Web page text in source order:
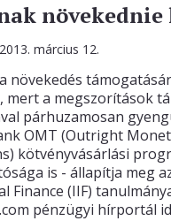
2013. március 12.
növekedés
mert a megszorítások
párhuzamosan
OMT (Outright
kötvényvásárlási
is - állapítja meg
Finance (IIF)
pénzügyi hírportál